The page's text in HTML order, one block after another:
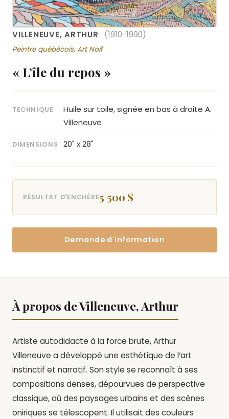
VILLENEUVE, ARTHUR (1910-1990)
Peintre québécois, Art Naïf
« L’île du repos »
TECHNIQUE
Huile sur toile, signée en bas à droite A.
Villeneuve
DIMENSIONS 20" x 28"
RÉSULTAT D'ENCHÈRE5 500 $
Demande d'information
À propos de Villeneuve, Arthur
Artiste autodidacte à la force brute, Arthur
Villeneuve a développé une esthétique de l’art
instinctif et narratif. Son style se reconnaît à ses
compositions denses, dépourvues de perspective
classique, où des paysages urbains et des scènes
oniriques se télescopent. Il utilisait des couleurs